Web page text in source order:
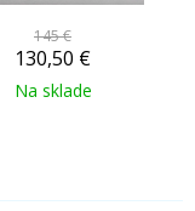
145 €
130,50 €
Na sklade